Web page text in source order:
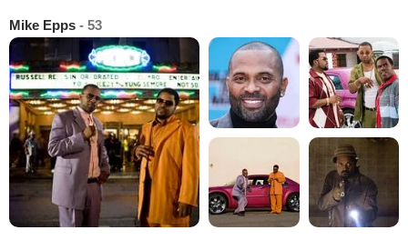
Mike Epps - 53